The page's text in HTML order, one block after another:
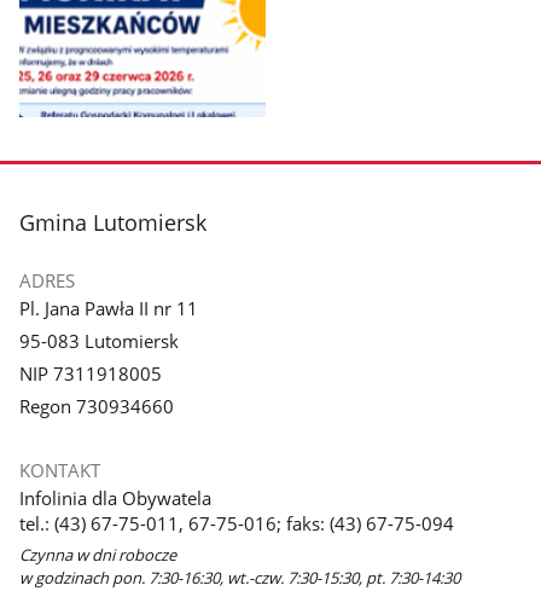
galerii.
stopka
Gmina Lutomiersk
ADRES
Pl. Jana Pawła II nr 11
95-083 Lutomiersk
NIP 7311918005
Regon 730934660
KONTAKT
Infolinia dla Obywatela
tel.: (43) 67-75-011, 67-75-016; faks: (43) 67-75-094
Czynna w dni robocze
w godzinach pon. 7:30-16:30, wt.-czw. 7:30-15:30, pt. 7:30-14:30